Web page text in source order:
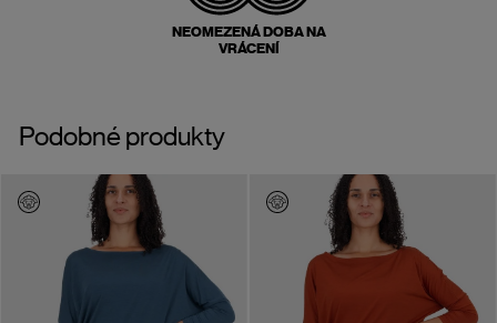
NEOMEZENÁ DOBA NA
VRÁCENÍ
Podobné produkty